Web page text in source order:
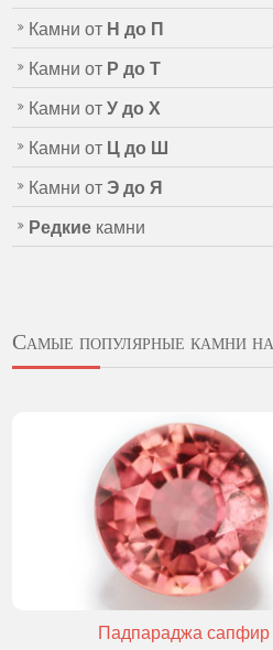
Камни от Н до П
Камни от Р до Т
Камни отУ до Х
Камни от Ц до Ш
Камни отЭ до Я
Редкие камни
Самые популярные камни
Падпараджа сапфир